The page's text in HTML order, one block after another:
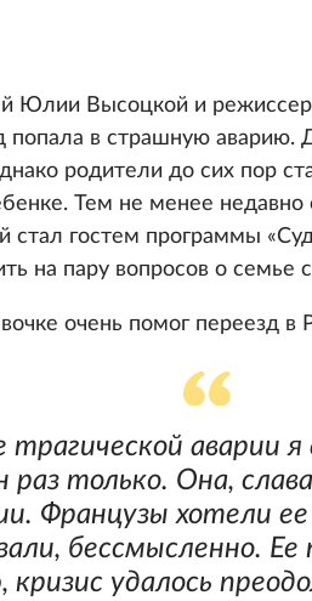
Юлии Высоцкой и
попала в страшную аварию.
родители до сих пор
Тем не менее
стал гостем программы
на пару вопросов о семье
очень помог переезд в
трагической аварии
раз только. Она,
Французы хотели
бессмысленно. Ее
кризис удалось